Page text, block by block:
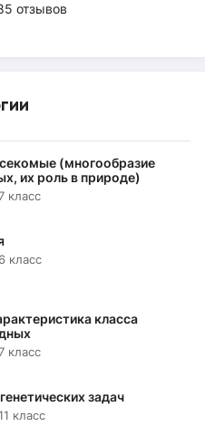
отзывов
(многообразие
их роль в природе)
класс
класс
класса
класс
задач
класс